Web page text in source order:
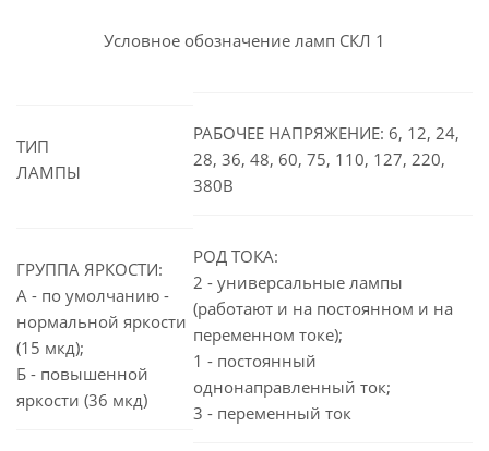
Условное обозначение ламп СКЛ 1
ТИП
ЛАМПЫ
РАБОЧЕЕ НАПРЯЖЕНИЕ: 6, 12, 24,
28, 36, 48, 60, 75, 110, 127, 220,
380В
ГРУППА ЯРКОСТИ:
А - по умолчанию -
нормальной яркости
(15 мкд);
Б - повышенной
яркости (36 мкд)
РОД ТОКА:
2 - универсальные лампы
(работают и на постоянном и на
переменном токе);
1 - постоянный
однонаправленный ток;
3 - переменный ток